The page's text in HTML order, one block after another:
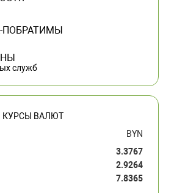
ПОБРАТИМЫ
служб
КУРСЫ ВАЛЮТ
BYN
3.3767
2.9264
7.8365